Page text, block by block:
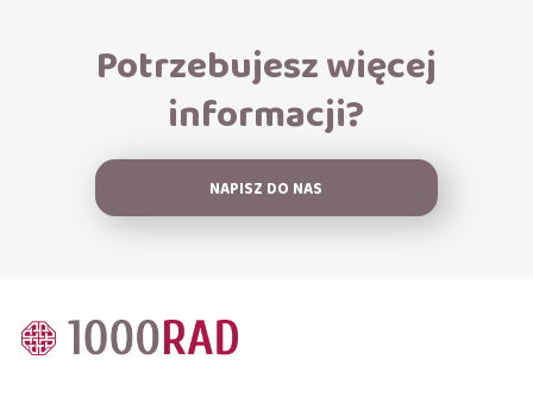
Potrzebujesz więcej
informacji?
NAPISZ DO NAS